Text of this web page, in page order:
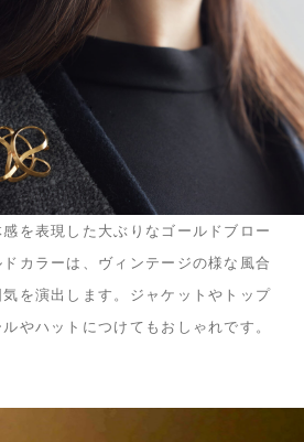
を表現した大ぶりなゴールドブロー
カラーは、ヴィンテージの様な風合
を演出します。ジャケットやトップ
やハットにつけてもおしゃれです。